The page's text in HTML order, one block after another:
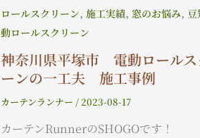
ロールスクリーン,施工実績,窓のお悩み,
動ロールスクリーン
神奈川県平塚市 電動ロールス
ーンの一工夫 施工事例
カーテンランナー / 2023-08-17
カーテンRunnerのSHOGOです！